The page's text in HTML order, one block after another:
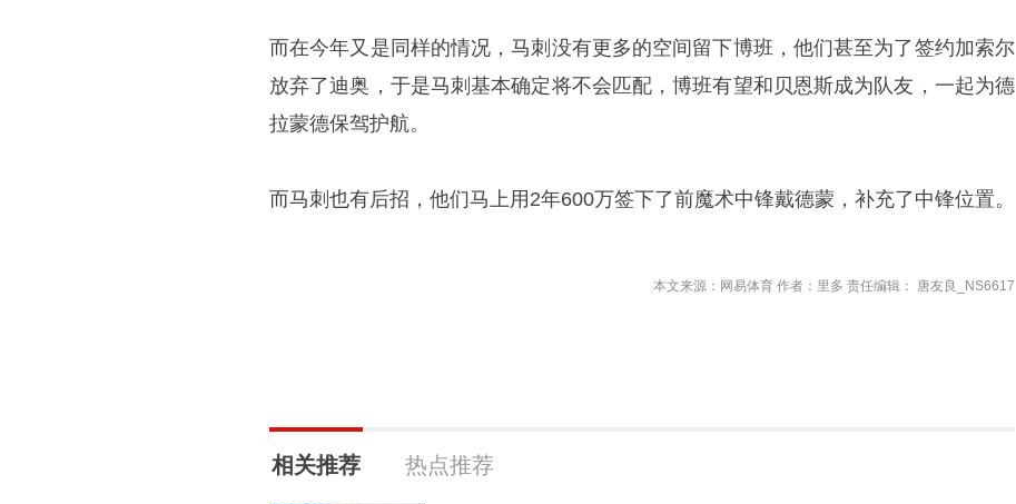
而在今年又是同样的情况，马刺没有更多的空间留下博班，他们甚至为了签约加索尔
放弃了迪奥，于是马刺基本确定将不会匹配，博班有望和贝恩斯成为队友，一起为德
拉蒙德保驾护航。
而马刺也有后招，他们马上用2年600万签下了前魔术中锋戴德蒙，补充了中锋位置。
本文来源：网易体育 作者：里多 责任编辑： 唐友良_NS6617
相关推荐 热点推荐